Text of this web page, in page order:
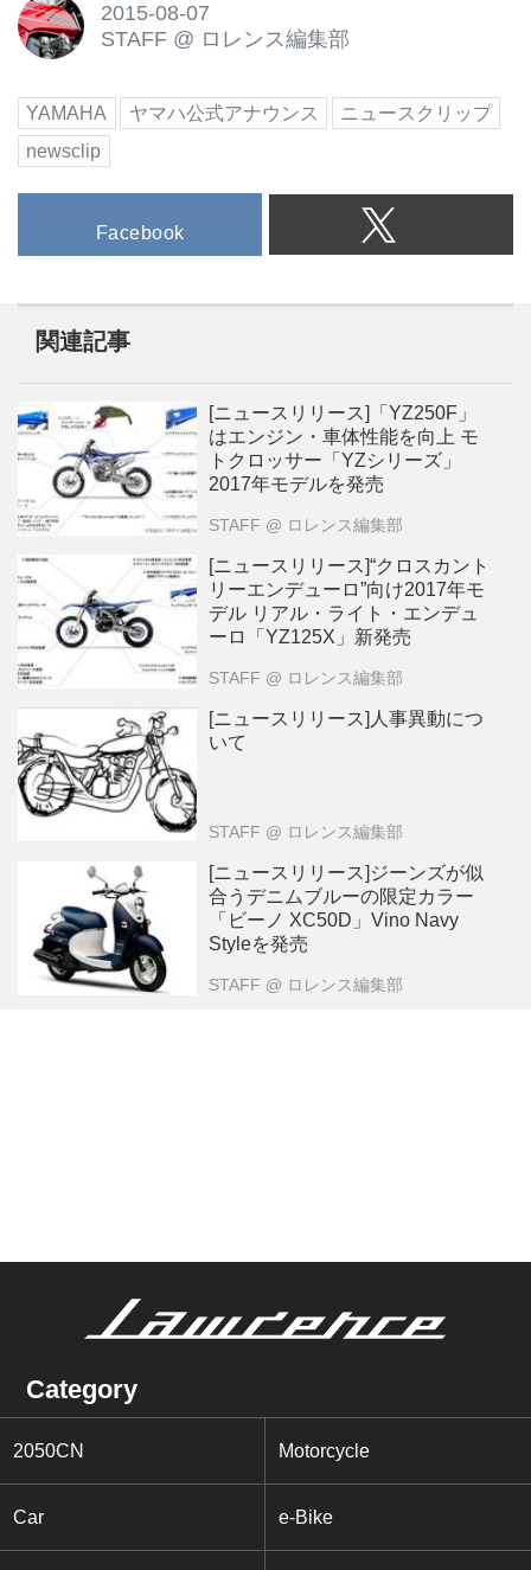
2015-08-07
STAFF @ ロレンス編集部
YAMAHA ヤマハ公式アナウンス
ニュースクリップ
newsclip
Facebook
関連記事
[ニュースリリース]「YZ250F」
はエンジン・車体性能を向上 モ
トクロッサー「YZシリーズ」
2017年モデルを発売
STAFF @ ロレンス編集部
[ニュースリリース]“クロスカント
リーエンデューロ”向け2017年モ
デル リアル・ライト・エンデュ
ーロ「YZ125X」新発売
STAFF @ ロレンス編集部
[ニュースリリース]人事異動につ
いて
STAFF @ ロレンス編集部
[ニュースリリース]ジーンズが似
合うデニムブルーの限定カラー
「ビーノ XC50D」Vino Navy
Styleを発売
STAFF @ ロレンス編集部
Category
2050CN Motorcycle
Car e-Bike